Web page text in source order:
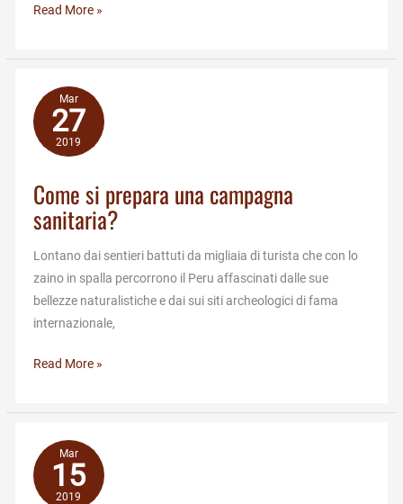
Secondo
Read More »
Mar
27
2019
Come si prepara una campagna
sanitaria?
Lontano dai sentieri battuti da migliaia di turista che con lo
zaino in spalla percorrono il Peru affascinati dalle sue
bellezze naturalistiche e dai sui siti archeologici di fama
internazionale,
Come
campagna
sanitaria?
Read More »
Mar
15
2019